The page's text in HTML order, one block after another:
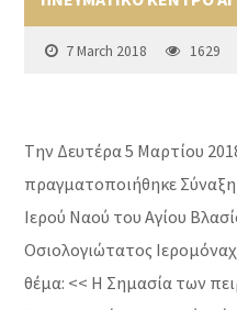
7 March 2018 1629
Tην Δευτέρα 5 Μαρτίου
πραγματοποιήθηκε
Ιερού Ναού του Αγίου
Οσιολογιώτατος
θέμα: << Η Σημασία των